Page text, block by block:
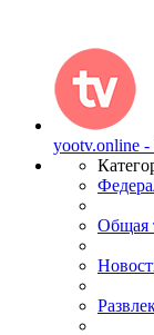
yootv.online
Общая